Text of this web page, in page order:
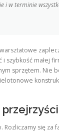
i w terminie
szybkość małej
sprzętem. Nie
Rozliczamy się za